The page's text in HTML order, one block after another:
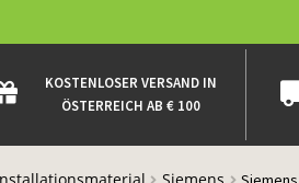
KOSTENLOSER VERSAND IN
ÖSTERREICH AB € 100